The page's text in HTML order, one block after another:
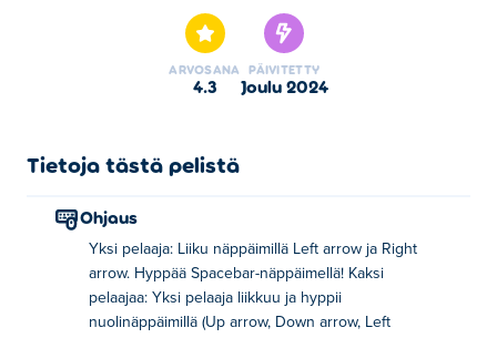
loistavana tiedemiehenä. Häiritsit ajan vahingossa
käyttäessäsi kotitekoista kelloilla toimivaa aikakonettasi.
Nyt laboratorio on täynnä rikkinäisiä kelloja, ja sinun on
viimeisiltä sekunneilta, jotka matkivat aiempia liikkeitäsi.
aikaparadoksin, ja peli on ohi! Pelaa yksin tai kutsu
ystäväsi mukaan hauskanpitoon ja työskentele yhdessä
kerätäksesi kaikki kellot risteytymättä menneisyytesi
kanssa. Voitko välttää paradoksin ja korjata rikkinäisen
aikajanan?
ARVOSANA
4.3
PÄIVITETTY
joulu 2024
Tietoja tästä pelistä
Ohjaus
Yksi pelaaja: Liiku näppäimillä Left arrow ja Right
arrow. Hyppää Spacebar-näppäimellä! Kaksi
pelaajaa: Yksi pelaaja liikkuu ja hyppii
nuolinäppäimillä (Up arrow, Down arrow, Left